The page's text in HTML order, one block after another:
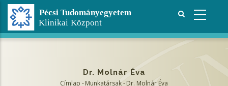
Ugrás
tartalomra
Dr. Molnár Éva
Címlap -Munkatársak-Dr. Molnár Éva